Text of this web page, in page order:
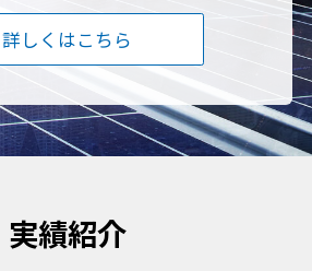
詳しくはこちら
実績紹介